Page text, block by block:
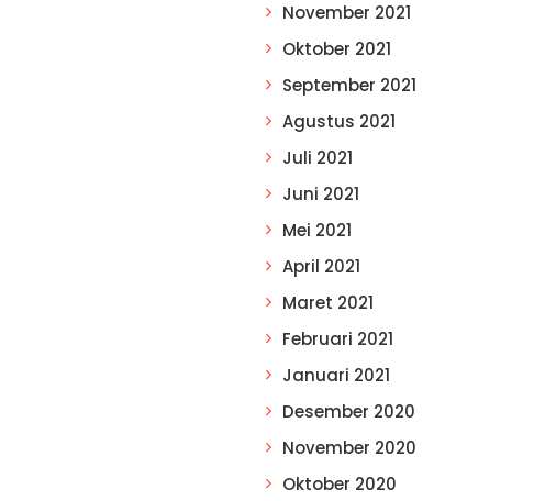
November 2021
Oktober 2021
September 2021
Agustus 2021
Juli 2021
Juni 2021
Mei 2021
April 2021
Maret 2021
Februari 2021
Januari 2021
Desember 2020
November 2020
Oktober 2020